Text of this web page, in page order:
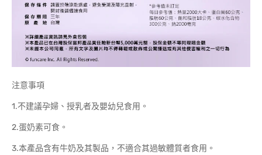
注意事項
1.不建議孕婦、授乳者及嬰幼兒食用。
2.蛋奶素可食。
3.本產品含有牛奶及其製品，不適合其過敏體質者食用。